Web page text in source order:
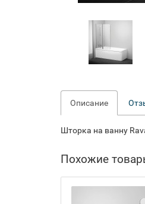
Описание
Шторка на ванну
Похожие